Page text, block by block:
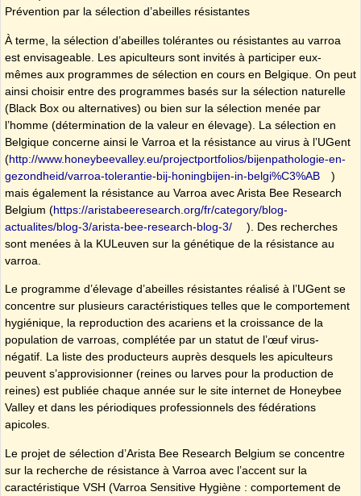
Prévention par la sélection d’abeilles résistantes
À terme, la sélection d’abeilles tolérantes ou résistantes au varroa
est envisageable. Les apiculteurs sont invités à participer eux-
mêmes aux programmes de sélection en cours en Belgique. On peut
ainsi choisir entre des programmes basés sur la sélection naturelle
(Black Box ou alternatives) ou bien sur la sélection menée par
l’homme (détermination de la valeur en élevage). La sélection en
Belgique concerne ainsi le Varroa et la résistance au virus à l’UGent
(http://www.honeybeevalley.eu/projectportfolios/bijenpathologie-en-
gezondheid/varroa-tolerantie-bij-honingbijen-in-belgi%C3%AB
)
mais également la résistance au Varroa avec Arista Bee Research
Belgium (https://aristabeeresearch.org/fr/category/blog-
actualites/blog-3/arista-bee-research-blog-3/
). Des recherches
sont menées à la KULeuven sur la génétique de la résistance au
varroa.
Le programme d’élevage d’abeilles résistantes réalisé à l’UGent se
concentre sur plusieurs caractéristiques telles que le comportement
hygiénique, la reproduction des acariens et la croissance de la
population de varroas, complétée par un statut de l’œuf virus-
négatif. La liste des producteurs auprès desquels les apiculteurs
peuvent s’approvisionner (reines ou larves pour la production de
reines) est publiée chaque année sur le site internet de Honeybee
Valley et dans les périodiques professionnels des fédérations
apicoles.
Le projet de sélection d’Arista Bee Research Belgium se concentre
sur la recherche de résistance à Varroa avec l’accent sur la
caractéristique VSH (Varroa Sensitive Hygiène : comportement de